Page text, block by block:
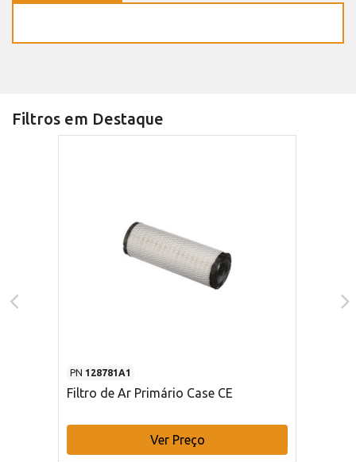
Filtros em Destaque
PN 128781A1
Filtro de Ar Primário Case CE
Ver Preço